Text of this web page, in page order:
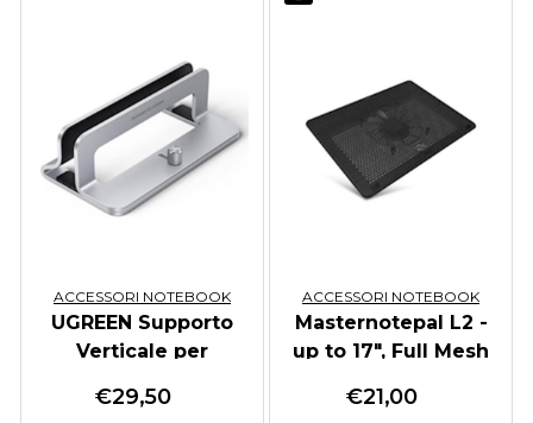
ACCESSORI NOTEBOOK
UGREEN Supporto
Verticale per
alluminio
€29,50
ACCESSORI NOTEBOOK
Masternotepal L2 -
up to 17", Full Mesh
Silent Plug-and-Play
€21,00